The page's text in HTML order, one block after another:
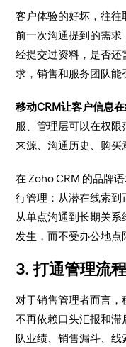
客户体验的好坏，往
前一次沟通提到的需
经提交过资料，是否
求，销售和服务团队能
移动CRM让客户信息
服、管理层可以在权
来源、沟通历史、购买
在 Zoho CRM 的品牌
行管理：从潜在线索到
从单点沟通到长期关
发生，而不受办公地点
3. 打通管理流
对于销售管理者而言
不再依赖口头汇报和
队业绩、销售漏斗、